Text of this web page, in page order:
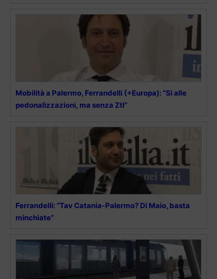
Mobilità a Palermo, Ferrandelli (+Europa): “Si alle
pedonalizzazioni, ma senza Ztl”
Ferrandelli: “Tav Catania-Palermo? Di Maio, basta
minchiate”